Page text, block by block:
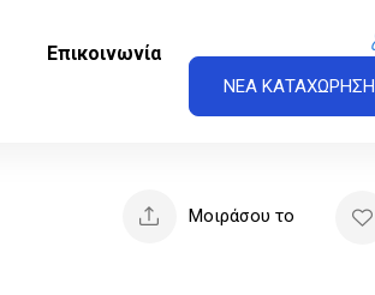
Επικοινωνία
ΝΕΑ ΚΑΤΑΧΩΡΗΣΗ
Μοιράσου το